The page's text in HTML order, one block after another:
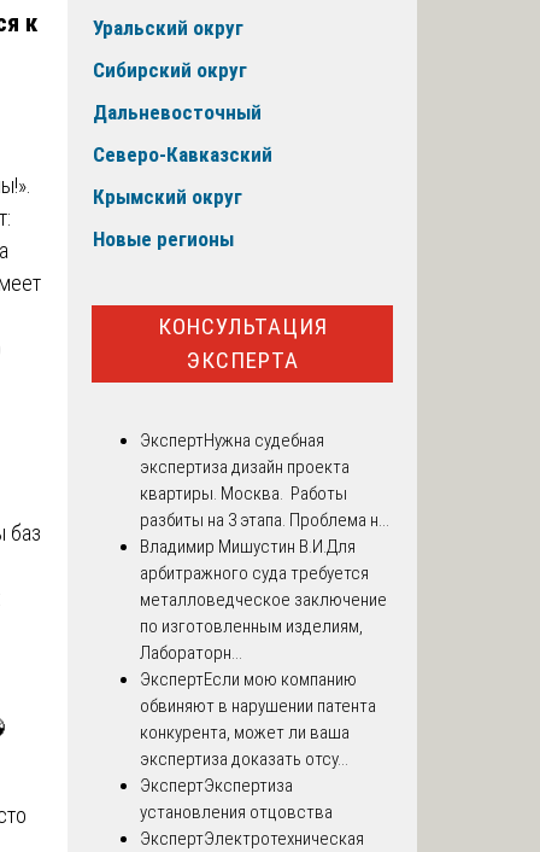
к
баз
Уральский округ
Сибирский округ
Дальневосточный
Северо-Кавказский
Крымский округ
Новые регионы
КОНСУЛЬТАЦИЯ
ЭКСПЕРТА
ЭкспертНужна судебная
экспертиза дизайн проекта
квартиры. Москва. Работы
разбиты на 3 этапа. Проблема н...
Владимир Мишустин В.И.Для
арбитражного суда требуется
металловедческое заключение
по изготовленным изделиям,
Лабораторн...
ЭкспертЕсли мою компанию
обвиняют в нарушении патента
конкурента, может ли ваша
экспертиза доказать отсу...
ЭкспертЭкспертиза
установления отцовства
ЭкспертЭлектротехническая